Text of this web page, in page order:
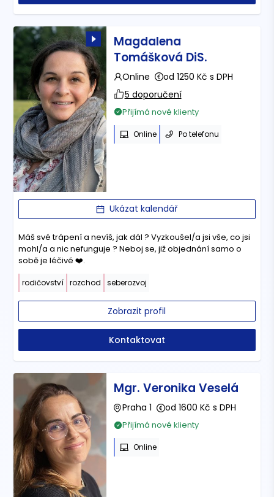
Magdalena
Tomášková DiS.
Online
od 1250 Kč s DPH
5 doporučení
Přijímá nové klienty
Online Po telefonu
Ukázat kalendář
Máš své trápení a nevíš, jak dál ? Vyzkoušel/a jsi vše, co jsi
mohl/a a nic nefunguje ? Neboj se, již objednání samo o
sobě je léčivé ❤️.
rodičovství rozchod seberozvoj
Zobrazit profil
Kontaktovat
Mgr. Veronika Veselá
Praha 1 od 1600 Kč s DPH
Přijímá nové klienty
Online